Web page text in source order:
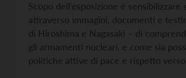
Scopo dell’esposizione è
attraverso immagini, documenti e
di Hiroshima e Nagasaki – di
gli armamenti nucleari, e come sia
politiche attive di pace e rispetto